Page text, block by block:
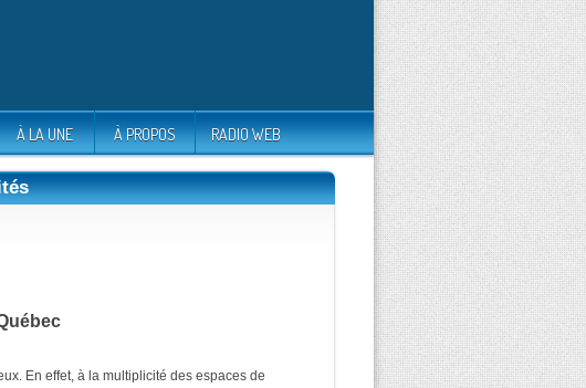
À LA UNE À PROPOS RADIO WEB
En effet, à la multiplicité des espaces de